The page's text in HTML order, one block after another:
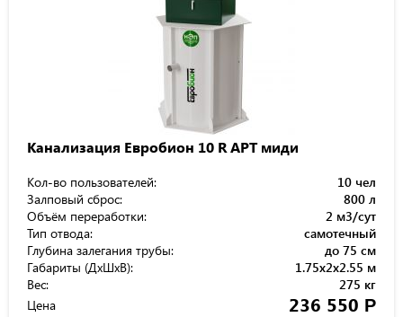
Канализация Евробион 10 R АРТ миди
Кол-во пользователей:
10 чел
Залповый сброс:
800 л
Объём переработки:
2 м3/сут
Тип отвода:
самотечный
Глубина залегания трубы:
до 75 см
Габариты (ДхШхВ):
1.75x2x2.55 м
Вес:
275 кг
Цена
236 550 Р